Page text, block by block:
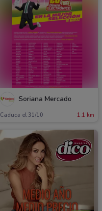
Soriana Mercado
Caduca el 31/10 1.1 km